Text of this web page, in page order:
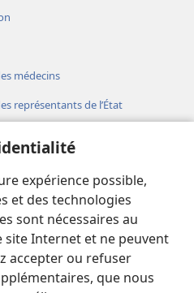
expérience possible,
et des technologies
sont nécessaires au
Internet et ne peuvent
accepter ou refuser
que nous
médecins
représentants de l’État